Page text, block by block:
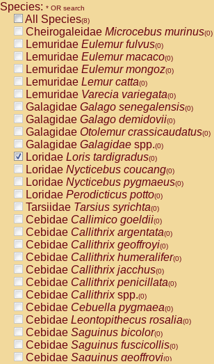
Species: * OR search
All Species(8)
Cheirogaleidae Microcebus murinus(0)
Lemuridae Eulemur fulvus(0)
Lemuridae Eulemur macaco(0)
Lemuridae Eulemur mongoz(0)
Lemuridae Lemur catta(0)
Lemuridae Varecia variegata(0)
Galagidae Galago senegalensis(0)
Galagidae Galago demidovii(0)
Galagidae Otolemur crassicaudatus(0)
Galagidae Galagidae spp.(0)
Loridae Loris tardigradus(0)
Loridae Nycticebus coucang(0)
Loridae Nycticebus pygmaeus(0)
Loridae Perodicticus potto(0)
Tarsiidae Tarsius syrichta(0)
Cebidae Callimico goeldii(0)
Cebidae Callithrix argentata(0)
Cebidae Callithrix geoffroyi(0)
Cebidae Callithrix humeralifer(0)
Cebidae Callithrix jacchus(0)
Cebidae Callithrix penicillata(0)
Cebidae Callithrixspp.(0)
Cebidae Cebuella pygmaea(0)
Cebidae Leontopithecus rosalia(0)
Cebidae Saguinus bicolor(0)
Cebidae Saguinus fuscicollis(0)
Cebidae Saguinus geoffroyi(0)